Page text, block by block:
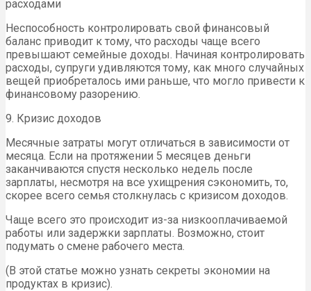
расходами
Неспособность контролировать свой финансовый
баланс приводит к тому, что расходы чаще всего
превышают семейные доходы. Начиная контролировать
расходы, супруги удивляются тому, как много случайных
вещей приобреталось ими раньше, что могло привести к
финансовому разорению.
9. Кризис доходов
Месячные затраты могут отличаться в зависимости от
месяца. Если на протяжении 5 месяцев деньги
заканчиваются спустя несколько недель после
зарплаты, несмотря на все ухищрения сэкономить, то,
скорее всего семья столкнулась с кризисом доходов.
Чаще всего это происходит из-за низкооплачиваемой
работы или задержки зарплаты. Возможно, стоит
подумать о смене рабочего места.
(В этой статье можно узнать секреты экономии на
продуктах в кризис).